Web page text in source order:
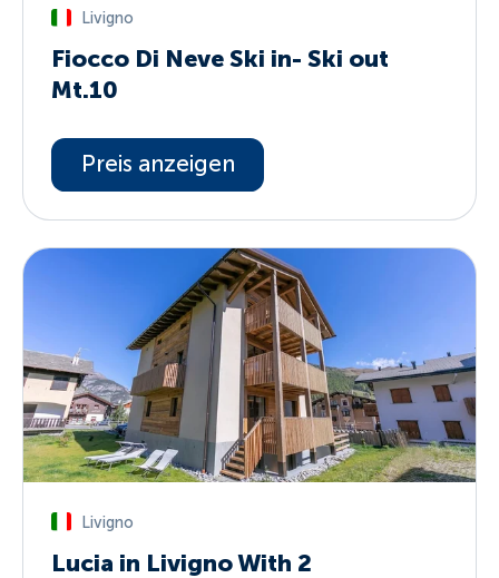
Livigno
Fiocco Di Neve Ski in- Ski out
Mt.10
Preis anzeigen
Livigno
Lucia in Livigno With 2